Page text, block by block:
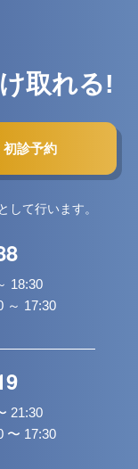
取れる!
初診予約
して行います。
18:30
～ 17:30
21:30
〜 17:30